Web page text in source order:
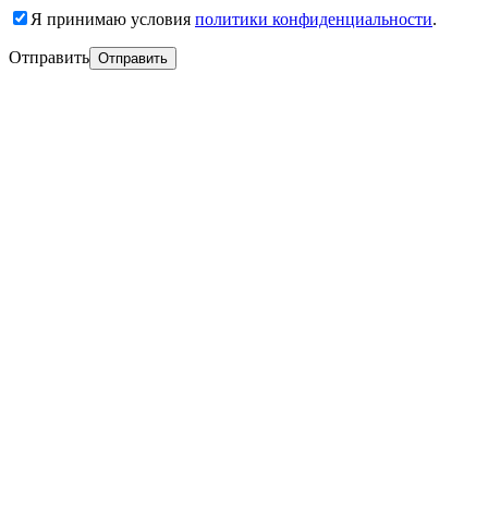
Я принимаю условия политики конфиденциальности.
Отправить